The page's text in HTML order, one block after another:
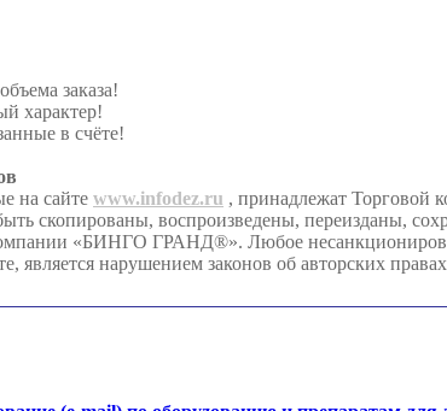
заказа!
характер!
в счёте!
на сайте www.infodez.ru , принадлежат
скопированы, воспроизведены, переизданы,
«БИНГО ГРАНД®». Любое
является нарушением законов об авторских